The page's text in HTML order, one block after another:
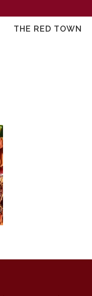
THE RED TOWN